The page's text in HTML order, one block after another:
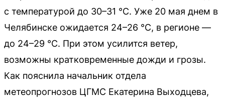
с температурой до 30–31 °C. Уже 20 мая днем в
Челябинске ожидается 24–26 °C, в регионе —
до 24–29 °C. При этом усилится ветер,
возможны кратковременные дожди и грозы.
Как пояснила начальник отдела
метеопрогнозов ЦГМС Екатерина Выходцева,